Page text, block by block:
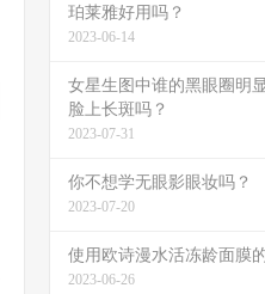
珀莱雅好用吗？
2023-06-14
女星生图中谁的黑眼圈明
脸上长斑吗？
2023-07-31
你不想学无眼影眼妆吗？
2023-07-20
使用欧诗漫水活冻龄面膜
2023-06-26